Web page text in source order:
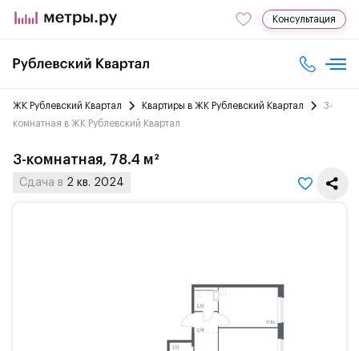
Консультация
ЖК Рублевский Квартал Квартиры в ЖК Рублевский Квартал
3-
комнатная в ЖК Рублевский Квартал
3-комнатная, 78.4 м²
Сдача в 2 кв. 2024